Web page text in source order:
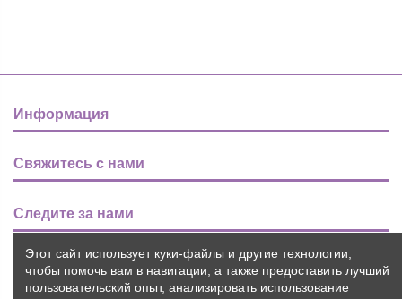
Информация
Свяжитесь с нами
Следите за нами
Новости
Этот сайт использует куки-файлы и другие технологии,
чтобы помочь вам в навигации, а также предоставить лучший
пользовательский опыт, анализировать использование